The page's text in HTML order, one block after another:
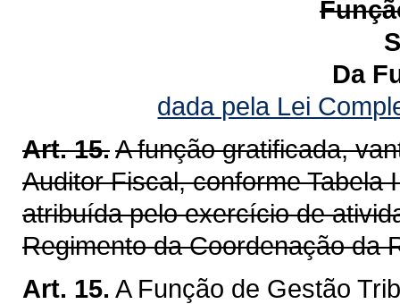
Da Função de
dada pela Lei
Art. 15.A função gratificada,
Auditor Fiscal, conforme Tabela
atribuída pelo exercício de
Regimento da Coordenação da
Art. 15. A Função de Gestão